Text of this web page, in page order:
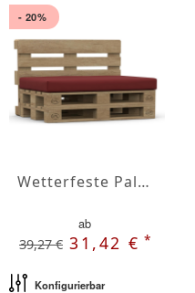
- 20%
Wetterfeste Palettenkissen-Sitzkissen nach Maß Agora
ab
39,27 € 31,42 €*
Konfigurierbar